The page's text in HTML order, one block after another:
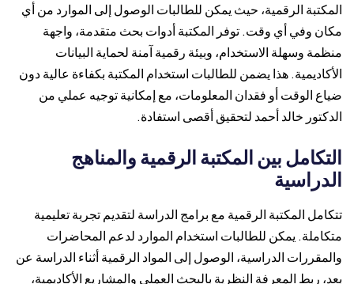
المكتبة الرقمية، حيث يمكن للطالبات الوصول إلى الموارد من أي
مكان وفي أي وقت. توفر المكتبة أدوات بحث متقدمة، واجهة
منظمة وسهلة الاستخدام، وبيئة رقمية آمنة لحماية البيانات
الأكاديمية. هذا يضمن للطالبات استخدام المكتبة بكفاءة عالية دون
ضياع الوقت أو فقدان المعلومات، مع إمكانية توجيه عملي من
الدكتور خالد أحمد لتحقيق أقصى استفادة.
التكامل بين المكتبة الرقمية والمناهج
الدراسية
تتكامل المكتبة الرقمية مع برامج الدراسة لتقديم تجربة تعليمية
متكاملة. يمكن للطالبات استخدام الموارد لدعم المحاضرات
والمقررات الدراسية، الوصول إلى المواد الرقمية أثناء الدراسة عن
بعد، ربط المعرفة النظرية بالبحث العملي والمشاريع الأكاديمية،